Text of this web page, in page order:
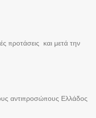
προτάσεις και μετά την
αντιπροσώπους Ελλάδος